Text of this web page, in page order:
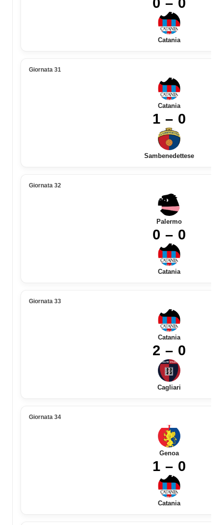
Catania
Giornata 31
Catania
1 – 0
Sambenedettese
Giornata 32
Palermo
0 – 0
Catania
Giornata 33
Catania
2 – 0
Cagliari
Giornata 34
Genoa
1 – 0
Catania